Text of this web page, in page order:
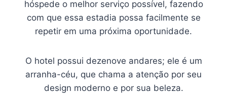
hóspede o melhor serviço possível, fazendo
com que essa estadia possa facilmente se
repetir em uma próxima oportunidade.
O hotel possui dezenove andares; ele é um
arranha-céu, que chama a atenção por seu
design moderno e por sua beleza.